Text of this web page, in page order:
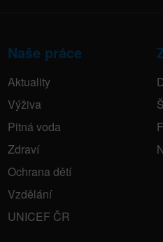
Naše práce
Aktuality
Výživa
Pitná voda
Zdraví
Ochrana dětí
Vzdělání
UNICEF ČR